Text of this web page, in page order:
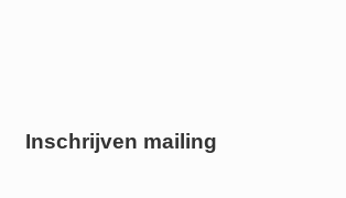
Inschrijven mailing